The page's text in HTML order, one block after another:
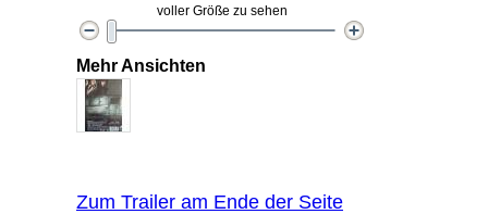
voller Größe zu sehen
Mehr Ansichten
Zum Trailer am Ende der Seite